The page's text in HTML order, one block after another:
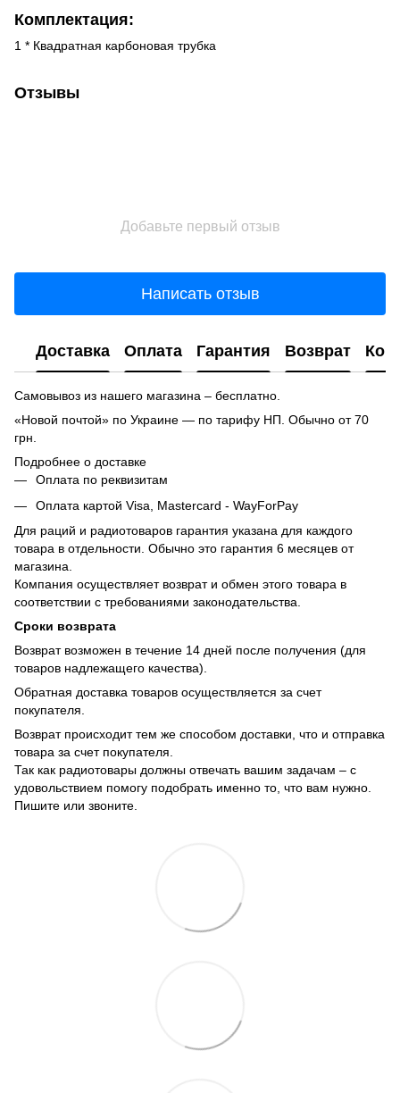
Комплектация:
1 * Квадратная карбоновая трубка
Отзывы
Добавьте первый отзыв
Написать отзыв
Доставка Оплата Гарантия Возврат
Самовывоз из нашего магазина – бесплатно.
«Новой почтой» по Украине — по тарифу НП. Обычно от 70
грн.
Подробнее о доставке
Оплата по реквизитам
Оплата картой Visa, Mastercard - WayForPay
Для раций и радиотоваров гарантия указана для каждого
товара в отдельности. Обычно это гарантия 6 месяцев от
магазина.
Компания осуществляет возврат и обмен этого товара в
соответствии с требованиями законодательства.
Сроки возврата
Возврат возможен в течение 14 дней после получения (для
товаров надлежащего качества).
Обратная доставка товаров осуществляется за счет
покупателя.
Возврат происходит тем же способом доставки, что и отправка
товара за счет покупателя.
Так как радиотовары должны отвечать вашим задачам – с
удовольствием помогу подобрать именно то, что вам нужно.
Пишите или звоните.